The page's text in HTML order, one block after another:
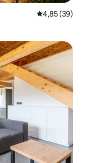
Середня
4,85 (39)